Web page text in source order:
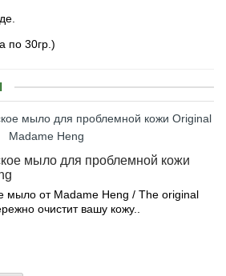
по 30гр.)
мыло для проблемной кожи
мыло от Madame Heng / The original
очистит вашу кожу..